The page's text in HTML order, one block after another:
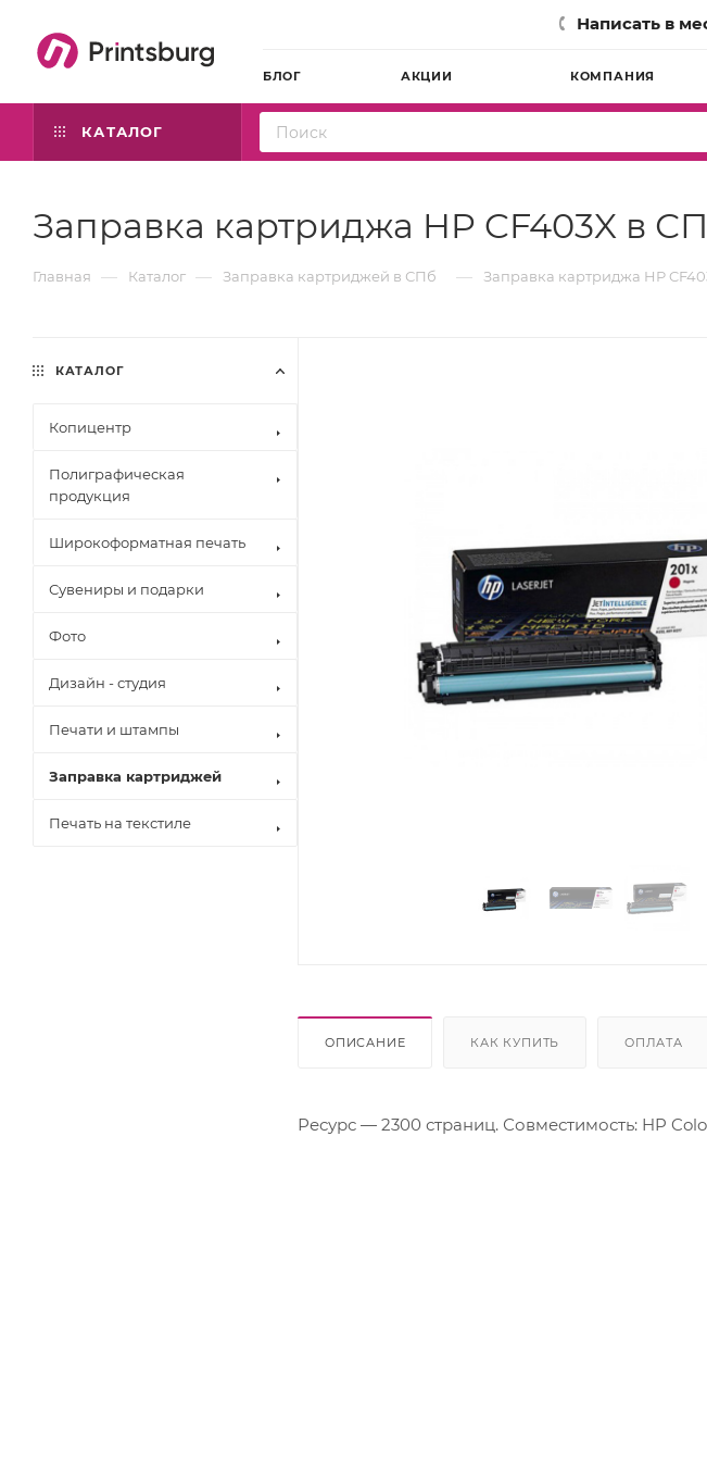
Написать в
БЛОГ АКЦИИ КОМПАНИЯ
КАТАЛОГ
Заправка картриджа HP CF403X в
Главная — Каталог — Заправка картриджей в СПб — Заправка картриджа HP
ОПИСАНИЕ КАК КУПИТЬ ОПЛАТА
Ресурс — 2300 страниц. Совместимость: HP
КАТАЛОГ
Копицентр
Полиграфическая
продукция
Широкоформатная печать
Сувениры и подарки
Фото
Дизайн - студия
Печати и штампы
Заправка картриджей
OKI
Panasonic
Sharp
Печать на текстиле